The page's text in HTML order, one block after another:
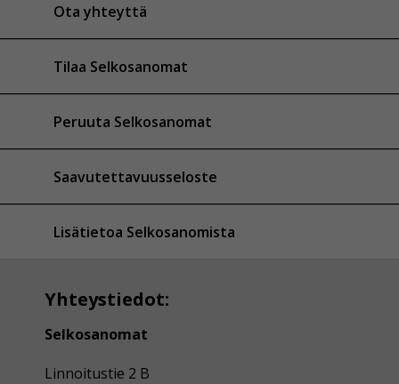
Ota yhteyttä
Tilaa Selkosanomat
Peruuta Selkosanomat
Saavutettavuusseloste
Lisätietoa Selkosanomista
Yhteystiedot:
Selkosanomat
Linnoitustie 2 B